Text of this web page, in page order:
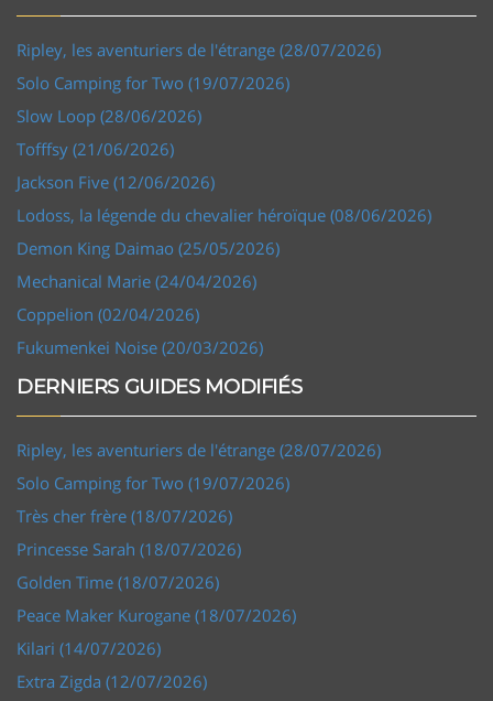
Ripley, les aventuriers de l'étrange (28/07/2026)
Solo Camping for Two (19/07/2026)
Slow Loop (28/06/2026)
Tofffsy (21/06/2026)
Jackson Five (12/06/2026)
Lodoss, la légende du chevalier héroïque (08/06/2026)
Demon King Daimao (25/05/2026)
Mechanical Marie (24/04/2026)
Coppelion (02/04/2026)
Fukumenkei Noise (20/03/2026)
DERNIERS GUIDES MODIFIÉS
Ripley, les aventuriers de l'étrange (28/07/2026)
Solo Camping for Two (19/07/2026)
Très cher frère (18/07/2026)
Princesse Sarah (18/07/2026)
Golden Time (18/07/2026)
Peace Maker Kurogane (18/07/2026)
Kilari (14/07/2026)
Extra Zigda (12/07/2026)